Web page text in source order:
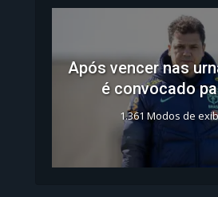
Após vencer nas
é convocado
1.361 Modos de